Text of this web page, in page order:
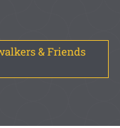
& Friends